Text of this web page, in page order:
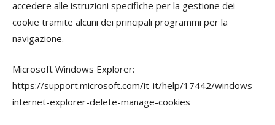
accedere alle istruzioni specifiche per la gestione dei
cookie tramite alcuni dei principali programmi per la
navigazione.
Microsoft Windows Explorer:
https://support.microsoft.com/it-it/help/17442/windows-
internet-explorer-delete-manage-cookies